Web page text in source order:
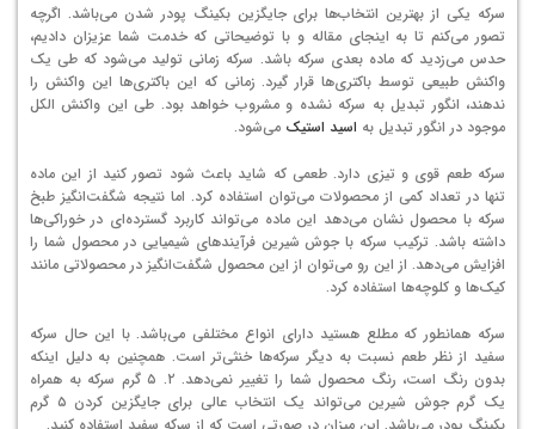
سرکه یکی از بهترین انتخاب‌ها برای جایگزین بکینگ پودر شدن می‌باشد. اگرچه
تصور می‌کنم تا به اینجای مقاله و با توضیحاتی که خدمت شما عزیزان دادیم،
حدس می‌زدید که ماده بعدی سرکه باشد. سرکه زمانی تولید می‌شود که طی یک
واکنش طبیعی توسط باکتری‌ها قرار گیرد. زمانی که این باکتری‌ها این واکنش را
ندهند، انگور تبدیل به سرکه نشده و مشروب خواهد بود. طی این واکنش الکل
موجود در انگور تبدیل به اسید استیک می‌شود.
سرکه طعم قوی و تیزی دارد. طعمی که شاید باعث شود تصور کنید از این ماده
تنها در تعداد کمی از محصولات می‌توان استفاده کرد. اما نتیجه شگفت‌انگیز طبخ
سرکه با محصول نشان می‌دهد این ماده می‌تواند کاربرد گسترده‌‌ای در خوراکی‌ها
داشته باشد. ترکیب سرکه با جوش شیرین فرآیندهای شیمیایی در محصول شما را
افزایش می‌دهد. از این رو می‌توان از این محصول شگفت‌انگیز در محصولاتی مانند
کیک‌ها و کلوچه‌ها استفاده کرد.
سرکه همانطور که مطلع هستید دارای انواع مختلفی می‌باشد. با این حال سرکه
سفید از نظر طعم نسبت به دیگر سرکه‌ها خنثی‌تر است. همچنین به دلیل اینکه
بدون رنگ است، رنگ محصول شما را تغییر نمی‌دهد. ۲. ۵ گرم سرکه به همراه
یک گرم جوش شیرین می‌تواند یک انتخاب عالی برای جایگزین کردن ۵ گرم